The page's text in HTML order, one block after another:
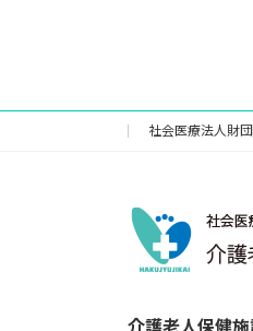
社会医療法人財
介護老人保健